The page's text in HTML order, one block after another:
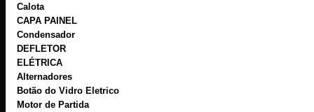
Calota
CAPA PAINEL
Condensador
DEFLETOR
ELÉTRICA
Alternadores
Botão do Vidro Eletrico
Motor de Partida